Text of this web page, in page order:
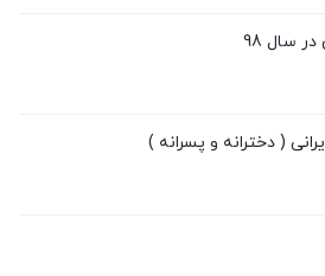
سال 98
( دخترانه و پسرانه )